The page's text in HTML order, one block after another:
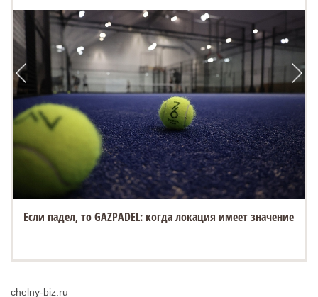
Если падел, то GAZPADEL: когда локация имеет значение
chelny-biz.ru